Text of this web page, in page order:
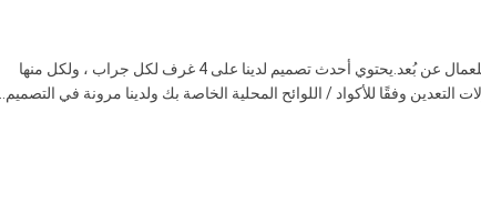
تم تصميم كبسولات التعدين الخاصة بنا لتوفير أماكن إقامة أنيقة ومريحة للعمال عن بُعد.يحتوي أحدث تصميم لدينا على 4 غرف لكل جراب ، ولكل منها
وفقًا للأكواد / اللوائح المحلية الخاصة بك ولدينا مرونة في التصميم....